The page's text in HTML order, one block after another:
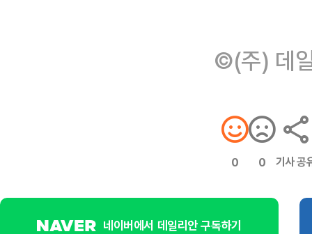
©(주) 데
0 0 기사 공
네이버에서 데일리안 구독하기